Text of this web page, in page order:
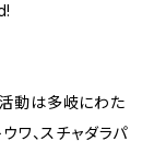
動は多岐にわた
ワ、スチャダラパ